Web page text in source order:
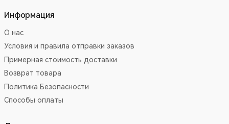
Информация
О нас
Условия и правила отправки заказов
Примерная стоимость доставки
Возврат товара
Политика Безопасности
Способы оплаты